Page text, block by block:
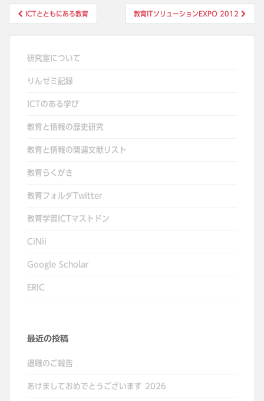
投
稿
ナ
ICTとともにある教育 教育ITソリューションEXPO 2012
研究室について
りんゼミ記録
ICTのある学び
教育と情報の歴史研究
教育と情報の関連文献リスト
教育らくがき
教育フォルダTwitter
教育学習ICTマストドン
CiNii
Google Scholar
ERIC
最近の投稿
退職のご報告
あけましておめでとうございます 2026